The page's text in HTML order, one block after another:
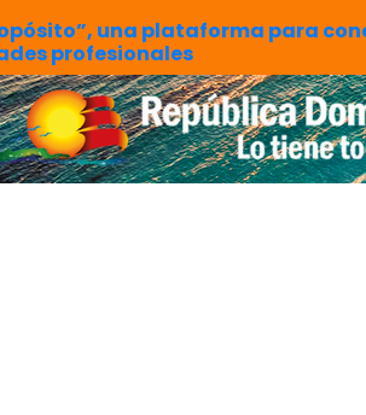
una plataforma para
profesionales